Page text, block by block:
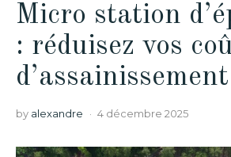
Micro station
: réduisez vos
d’assainissement
by alexandre 4 décembre 2025